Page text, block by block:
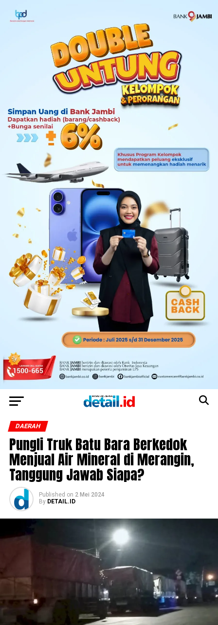
DAERAH
Pungli Truk Batu Bara Berkedok
Menjual Air Mineral di Merangin,
Tanggung Jawab Siapa?
Published on 2 Mei 2024
By DETAIL.ID